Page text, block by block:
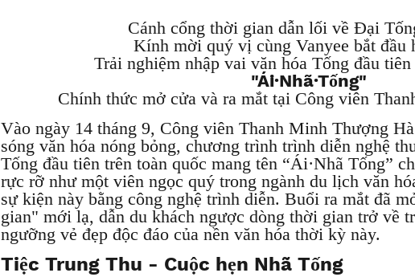
Cánh cổng thời gian dẫn lối về Đại
Kính mời quý vị cùng Vanyee bắt đầu
Trải nghiệm nhập vai văn hóa Tống đầu
"Ái·Nhã·Tống"
Chính thức mở cửa và ra mắt tại Công viên
Vào ngày 14 tháng 9, Công viên Thanh Minh Thượng
sóng văn hóa nóng bỏng, chương trình trình diễn nghệ
Tống đầu tiên trên toàn quốc mang tên “Ái·Nhã Tống”
rực rỡ như một viên ngọc quý trong ngành du lịch văn
sự kiện này bằng công nghệ trình diễn. Buổi ra mắt đã
gian" mới lạ, dẫn du khách ngược dòng thời gian trở về
ngưỡng vẻ đẹp độc đáo của nền văn hóa thời kỳ này.
Tiệc Trung Thu - Cuộc hẹn Nhã Tống